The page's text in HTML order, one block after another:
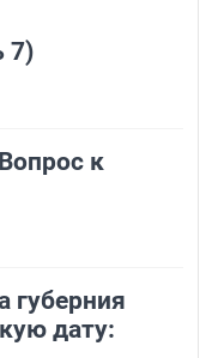
7)
к
губерния
дату: